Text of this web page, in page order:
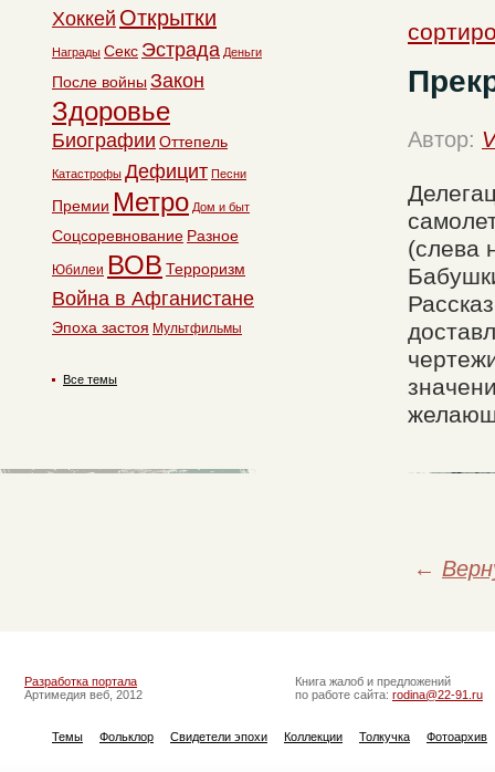
Автор:
(слева
←
Хоккей Открытки
Награды Секс Эстрада Деньги
После войны Закон
Здоровье
Биографии Оттепель
Катастрофы Дефицит Песни
Премии Метро Дом и быт
Соцсоревнование Разное
Юбилеи ВОВ Терроризм
Война в Афганистане
Эпоха застоя Мультфильмы
Все темы
Разработка портала
Артимедия веб, 2012
Книга жалоб и предложений
по работе сайта: rodina@22-91.ru
Темы Фольклор Свидетели эпохи Коллекции Толкучка Фотоархив